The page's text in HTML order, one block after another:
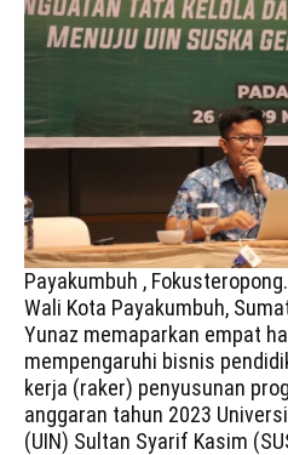
Payakumbuh ,
Wali Kota Payakumbuh,
Yunaz memaparkan empat
mempengaruhi bisnis
kerja (raker) penyusunan
anggaran tahun 2023
(UIN) Sultan Syarif Kasim